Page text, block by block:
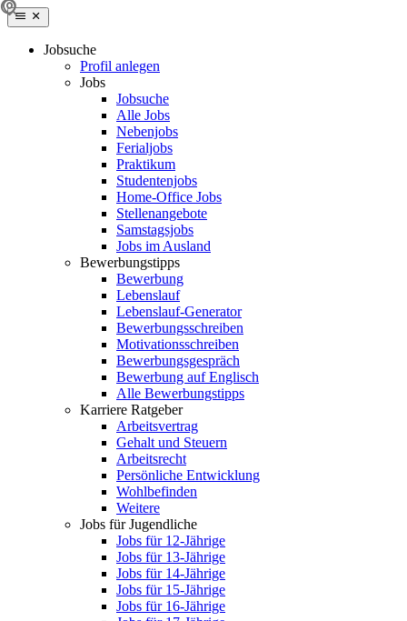
Jobsuche
Profil anlegen
Jobs
Jobsuche
Alle Jobs
Nebenjobs
Ferialjobs
Praktikum
Studentenjobs
Home-Office Jobs
Stellenangebote
Samstagsjobs
Jobs im Ausland
Bewerbungstipps
Bewerbung
Lebenslauf
Lebenslauf-Generator
Bewerbungsschreiben
Motivationsschreiben
Bewerbungsgespräch
Bewerbung auf Englisch
Alle Bewerbungstipps
Karriere Ratgeber
Arbeitsvertrag
Gehalt und Steuern
Arbeitsrecht
Persönliche Entwicklung
Wohlbefinden
Weitere
Jobs für Jugendliche
Jobs für 12-Jährige
Jobs für 13-Jährige
Jobs für 14-Jährige
Jobs für 15-Jährige
Jobs für 16-Jährige